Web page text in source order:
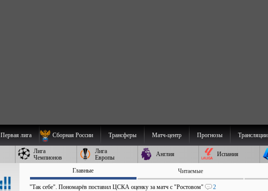
Первая лига Сборная России Трансферы Матч-центр Прогнозы Трансляции
Лига
Чемпионов
Лига
Европы
Англия Испания
Главные Читаемые
"Так себе". Пономарёв поставил ЦСКА оценку за матч с "Ростовом"
2